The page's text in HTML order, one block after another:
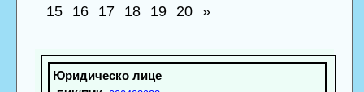
15
16 17 18 19 20 »